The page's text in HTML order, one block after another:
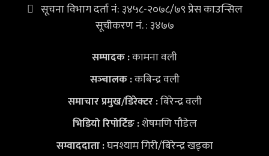
सूचना विभाग दर्ता नं: ३४५८-२०७८/७९ प्रेस काउन्सिल
सूचीकरण नं. : ३४७७
सम्पादक :कामना वली
सञ्‍चालक :कबिन्द्र वली
समाचार प्रमुख/डिरेक्टर :बिरेन्द्र वली
भिडियोरिपोर्टिङ :शेषमणि पौडेल
सम्वाददाता :घनश्याम गिरी/बिरेन्द्र खड्का